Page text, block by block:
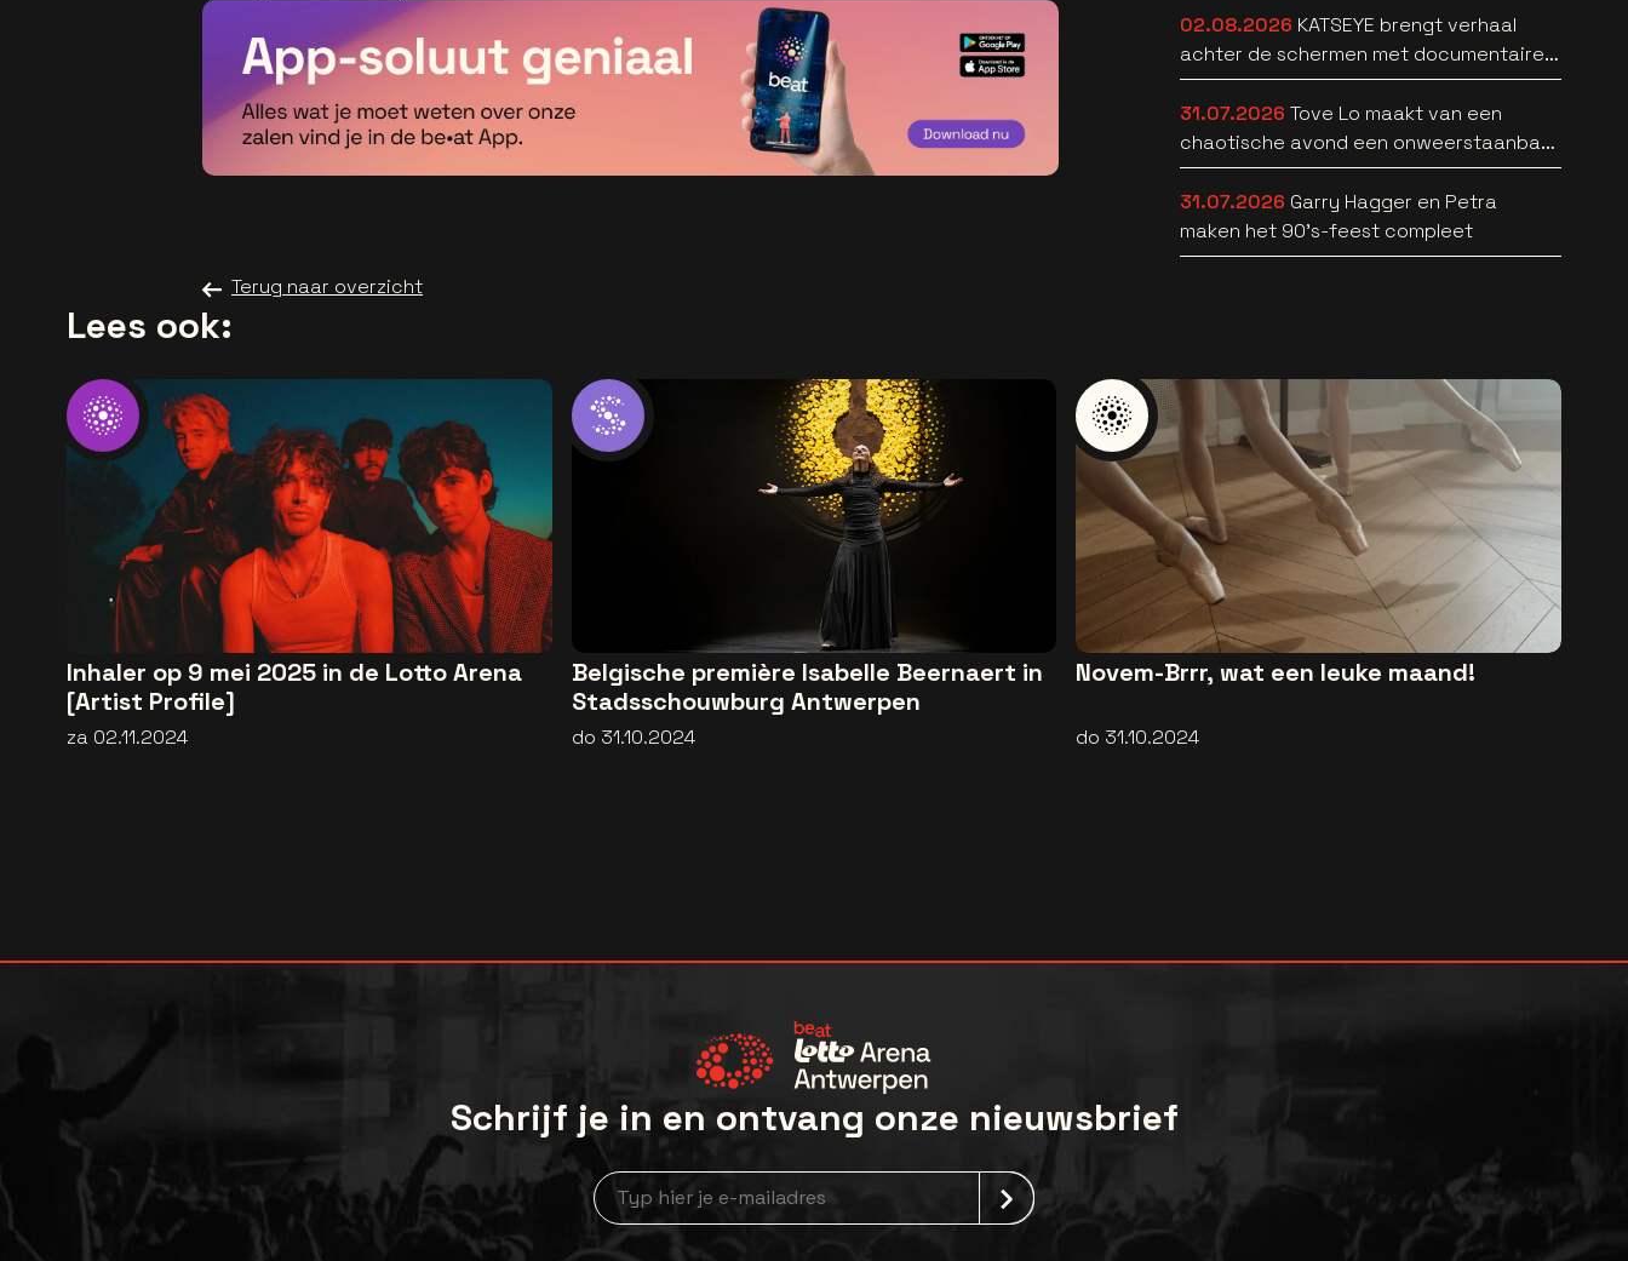
Terug naar overzicht
02.08.2026 KATSEYE brengt verhaal
achter de schermen met documentaire
WILD HEARTS [trailer]
31.07.2026 Tove Lo maakt van een
chaotische avond een onweerstaanbare
popsong
31.07.2026 Garry Hagger en Petra
maken het 90’s-feest compleet
Lees ook:
Inhaler op 9 mei 2025 in de Lotto Arena
[Artist Profile]
za 02.11.2024
Belgische première Isabelle Beernaert in
Stadsschouwburg Antwerpen
do 31.10.2024
Novem-Brrr, wat een leuke maand!
do 31.10.2024
Schrijf je in en ontvang onze nieuwsbrief
Nieuwsbrief aanmelding